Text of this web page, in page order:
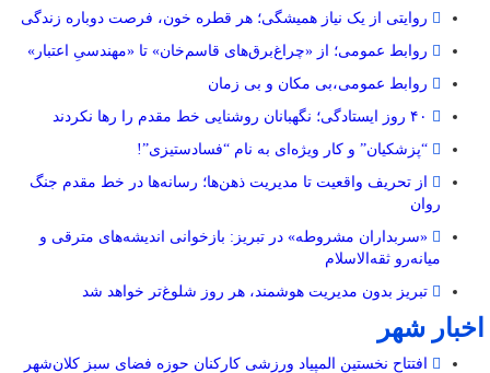
روایتی از یک نیاز همیشگی؛ هر قطره خون، فرصت دوباره زندگی
روابط عمومی؛ از «چراغ‌برق‌های قاسم‌خان» تا «مهندسیِ اعتبار»
روابط عمومی،بی مکان و بی زمان
“پزشکیان” و کار ویژه‌ای به نام “فسادستیزی”!
از تحریف واقعیت تا مدیریت ذهن‌ها؛ رسانه‌ها در خط مقدم جنگ
روان
«سربداران مشروطه» در تبریز: بازخوانی اندیشه‌های مترقی و
میانه‌رو ثقه‌الاسلام
تبریز بدون مدیریت هوشمند، هر روز شلوغ‌تر خواهد شد
اخبار شهر
افتتاح نخستین المپیاد ورزشی کارکنان حوزه فضای سبز کلان‌شهر